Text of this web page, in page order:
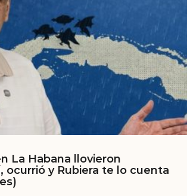
La Habana llovieron
ocurrió y Rubiera te lo cuenta